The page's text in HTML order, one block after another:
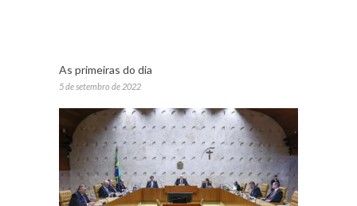
As primeiras do dia
5 de setembro de 2022